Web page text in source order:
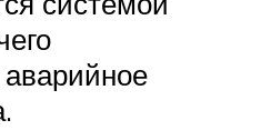
аварийное